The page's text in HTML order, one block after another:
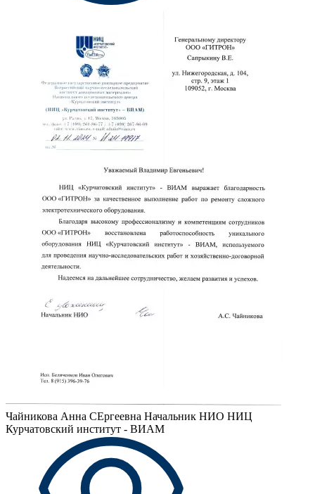
Чайникова Анна СЕргеевна Начальник НИО НИЦ
Курчатовский институт - ВИАМ